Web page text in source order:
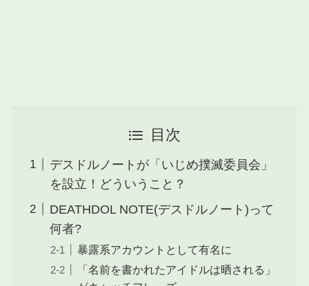
目次
デスドルノートが「いじめ撲滅委員会」
を設立！どういうこと？
DEATHDOL NOTE(デスドルノート)って
何者?
暴露系アカウントとして有名に
「名前を書かれたアイドルは晒される」